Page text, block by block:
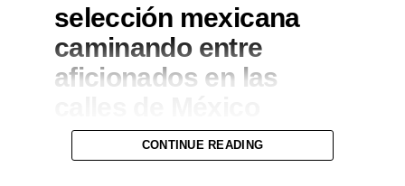
selección mexicana
caminando entre
aficionados en las
durante las
celebraciones de la
CONTINUE READING